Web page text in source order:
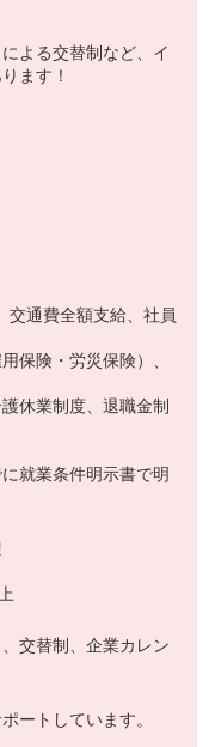
よる交替制など、イ
ます！
交通費全額支給、社員
保険・労災保険）、
休業制度、退職金制
就業条件明示書で明
交替制、企業カレン
ートしています。